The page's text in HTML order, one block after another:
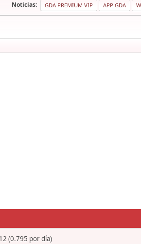
Noticias: GDA PREMIUM VIP APP GDA
(0.795 por día)